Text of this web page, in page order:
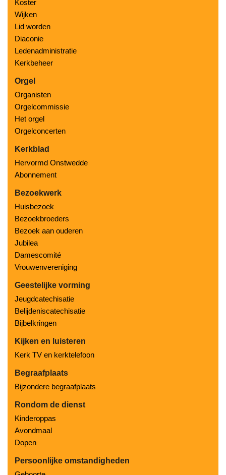
Koster
Wijken
Lid worden
Diaconie
Ledenadministratie
Kerkbeheer
Orgel
Organisten
Orgelcommissie
Het orgel
Orgelconcerten
Kerkblad
Hervormd Onstwedde
Abonnement
Bezoekwerk
Huisbezoek
Bezoekbroeders
Bezoek aan ouderen
Jubilea
Damescomité
Vrouwenvereniging
Geestelijke vorming
Jeugdcatechisatie
Belijdeniscatechisatie
Bijbelkringen
Kijken en luisteren
Kerk TV en kerktelefoon
Begraafplaats
Bijzondere begraafplaats
Rondom de dienst
Kinderoppas
Avondmaal
Dopen
Persoonlijke omstandigheden